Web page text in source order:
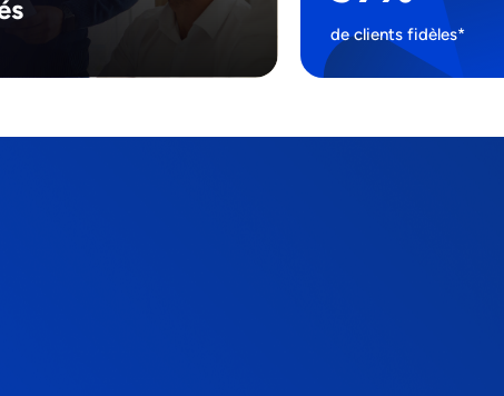
de clients fidèles*